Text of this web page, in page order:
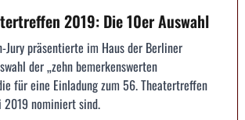
2019: Die 10er Auswahl
Jury präsentierte im Haus der Berliner
der „zehn bemerkenswerten
für eine Einladung zum 56. Theatertreffen
2019 nominiert sind.